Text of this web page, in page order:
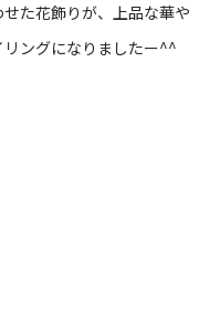
た花飾りが、上品な華や
ングになりましたー^^